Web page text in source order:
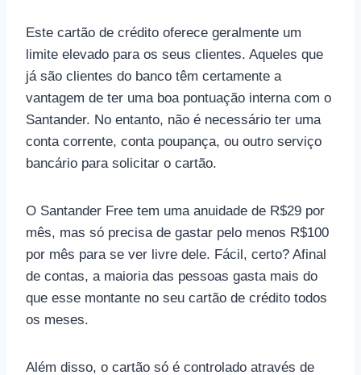
Este cartão de crédito oferece geralmente um
limite elevado para os seus clientes. Aqueles que
já são clientes do banco têm certamente a
vantagem de ter uma boa pontuação interna com o
Santander. No entanto, não é necessário ter uma
conta corrente, conta poupança, ou outro serviço
bancário para solicitar o cartão.
O Santander Free tem uma anuidade de R$29 por
mês, mas só precisa de gastar pelo menos R$100
por mês para se ver livre dele. Fácil, certo? Afinal
de contas, a maioria das pessoas gasta mais do
que esse montante no seu cartão de crédito todos
os meses.
Além disso, o cartão só é controlado através de